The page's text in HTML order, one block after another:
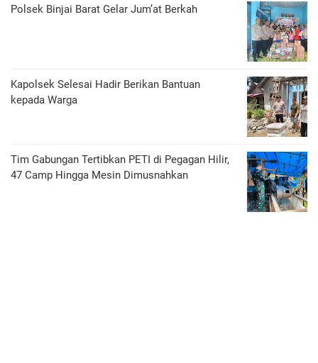
Polsek Binjai Barat Gelar Jum’at Berkah
Kapolsek Selesai Hadir Berikan Bantuan
kepada Warga
Tim Gabungan Tertibkan PETI di Pegagan Hilir,
47 Camp Hingga Mesin Dimusnahkan